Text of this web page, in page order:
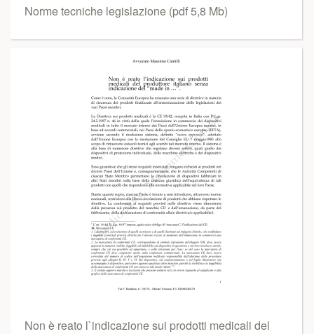
Norme tecniche legislazione (pdf 5,8 Mb)
Non è reato l`indicazione sui prodotti medicali del